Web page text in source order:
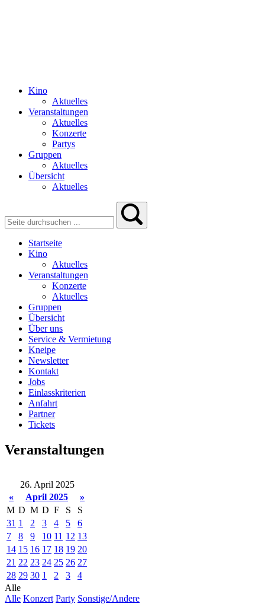
Kino
Aktuelles
Veranstaltungen
Aktuelles
Konzerte
Partys
Gruppen
Aktuelles
Übersicht
Aktuelles
Startseite
Kino
Aktuelles
Veranstaltungen
Konzerte
Aktuelles
Gruppen
Übersicht
Über uns
Service & Vermietung
Kneipe
Newsletter
Kontakt
Jobs
Einlasskriterien
Anfahrt
Partner
Tickets
Veranstaltungen
26. April 2025
«
April 2025
»
M D M D F S
S
31 1 2 3 4 5
6
7
8 9 10 11 12 13
14 15 16 17 18 19 20
21 22 23 24 25 26 27
28 29 30 1 2 3
4
Alle
Alle Konzert Party Sonstige/Andere